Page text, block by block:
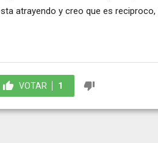
atrayendo y creo que es
VOTAR 1